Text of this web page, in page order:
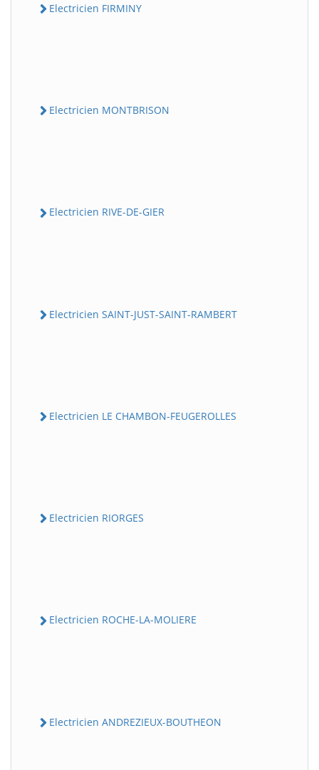
Electricien FIRMINY
Electricien MONTBRISON
Electricien RIVE-DE-GIER
Electricien SAINT-JUST-SAINT-RAMBERT
Electricien LE CHAMBON-FEUGEROLLES
Electricien RIORGES
Electricien ROCHE-LA-MOLIERE
Electricien ANDREZIEUX-BOUTHEON